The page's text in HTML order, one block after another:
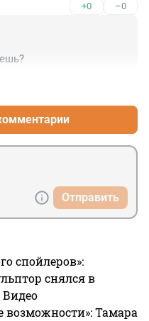
+0 –0
Отправить
спойлеров»:
снялся в
Видео
возможности»: Тамара